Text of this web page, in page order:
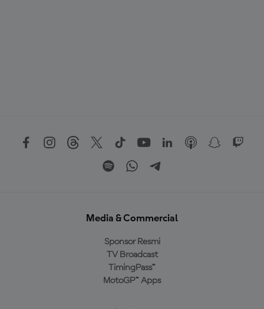
Media & Commercial
Sponsor Resmi
TV Broadcast
TimingPass™
MotoGP™ Apps